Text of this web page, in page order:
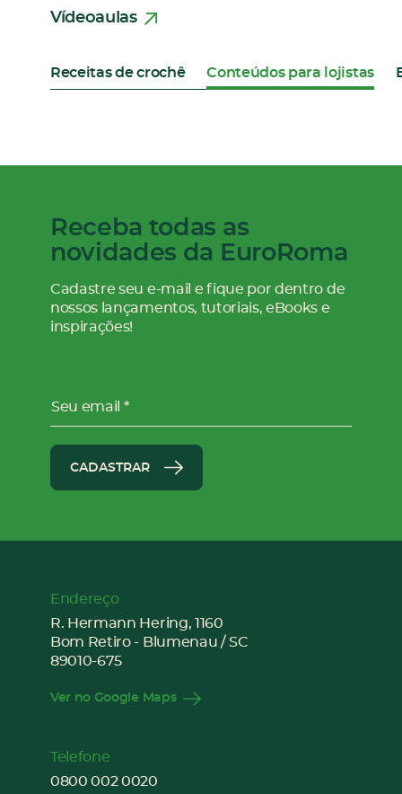
Vídeoaulas
Receitas de crochê Conteúdos para lojistas
Receba todas as
novidades da EuroRoma
Cadastre seu e-mail e fique por dentro de
nossos lançamentos, tutoriais, eBooks e
inspirações!
Seu email
CADASTRAR
Endereço
R. Hermann Hering, 1160
Bom Retiro - Blumenau / SC
89010-675
Ver no Google Maps
Telefone
0800 002 0020